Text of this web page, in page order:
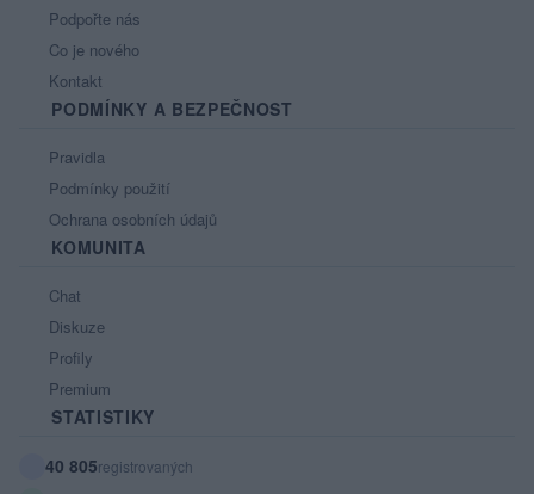
Podpořte nás
Co je nového
Kontakt
PODMÍNKY A BEZPEČNOST
Pravidla
Podmínky použití
Ochrana osobních údajů
KOMUNITA
Chat
Diskuze
Profily
Premium
STATISTIKY
40 805registrovaných